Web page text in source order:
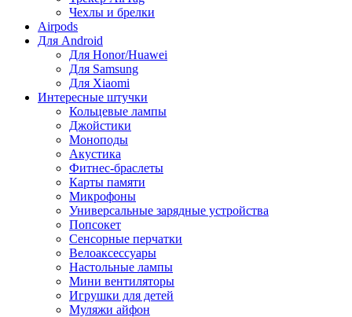
Чехлы и брелки
Airpods
Для Android
Для Honor/Huawei
Для Samsung
Для Xiaomi
Интересные штучки
Кольцевые лампы
Джойстики
Моноподы
Акустика
Фитнес-браслеты
Карты памяти
Микрофоны
Универсальные зарядные устройства
Попсокет
Сенсорные перчатки
Велоаксессуары
Настольные лампы
Мини вентиляторы
Игрушки для детей
Муляжи айфон